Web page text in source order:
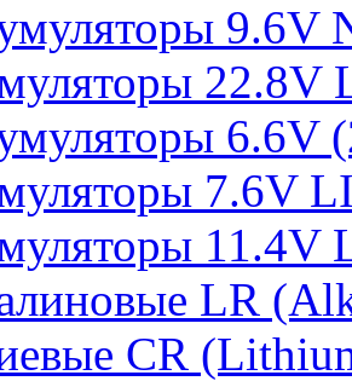
9.6V
22.8V
6.6V
7.6V
11.4V
LR
CR